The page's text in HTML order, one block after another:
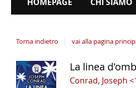
Torna indietro vai alla pagina
Dettaglio
del
La linea
Conrad, Joseph